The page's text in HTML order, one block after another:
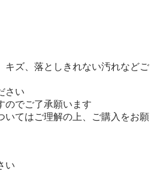
キズ、落としきれない汚れなどご
さい
のでご了承願います
てはご理解の上、ご購入をお願
い